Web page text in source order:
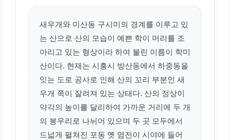
새우개와 미산동 구시미의 경계를 이루고 있
는 산으로 산의 모습이 예쁜 학이 머리를 조
아리고 있는 형상이라 하여 불린 이름이 학미
산이다. 현재는 시흥시 방산동에서 하중동을
잇는 도로 공사로 인해 산의 꼬리 부분인 새
우개 쪽이 잘려져 있는 상태다. 산의 정상이
약각의 높이를 달리하여 가까운 거리에 두 개
의 봉우리로 나뉘어 있으며 두 곳 모두에서
드넓게 펼쳐진 포동 옛 염전이 시야에 들어